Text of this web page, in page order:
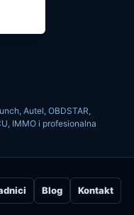
Autel, OBDSTAR,
IMMO i profesionalna
Blog Kontakt